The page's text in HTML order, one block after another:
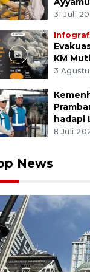
31 Juli
KM
3
hadapi
8 Juli
News